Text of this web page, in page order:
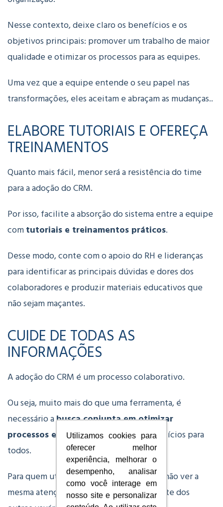
Utilizamos cookies para
oferecer melhor
experiência, melhorar o
desempenho, analisar
como você interage em
nosso site e personalizar
Nesse contexto, deixe claro os benefícios e os
objetivos principais: promover um trabalho de maior
qualidade e otimizar os processos para as equipes.
Uma vez que a equipe entende o seu papel nas
transformações, eles aceitam e abraçam as mudanças..
ELABORE TUTORIAIS E OFEREÇA
TREINAMENTOS
Quanto mais fácil, menor será a resistência do time
para a adoção do CRM.
Por isso, facilite a absorção do sistema entre a equipe
comtutoriais e treinamentos práticos.
Desse modo, conte com o apoio do RH e lideranças
para identificar as principais dúvidas e dores dos
colaboradores e produzir materiais educativos que
não sejam maçantes.
CUIDE DE TODAS AS
INFORMAÇÕES
A adoção do CRM é um processo colaborativo.
Ou seja, muito mais do que uma ferramenta, é
necessário abusca conjunta em otimizar
processos e resultados, trazendo benefícios para
todos.
Para quem utiliza o CRM é desmotivante não ver a
mesma atenção com a ferramenta por parte dos